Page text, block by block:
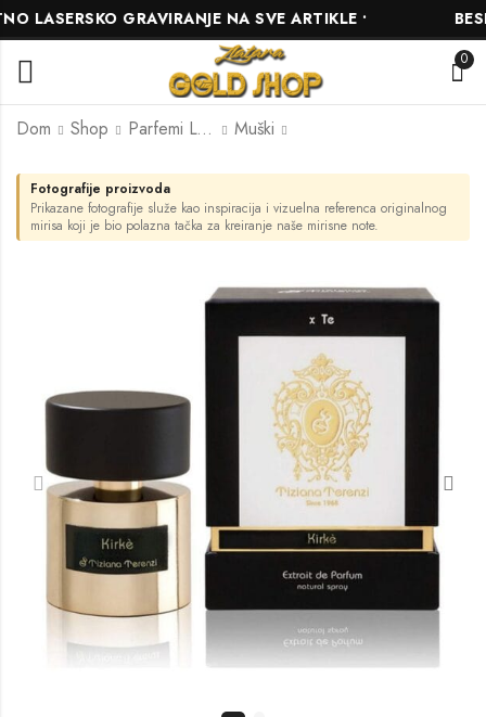
GRAVIRANJE NA SVE ARTIKLE •
0
Dom Shop Parfemi L'ARÔME Muški
Baccarat Rouge 540
10.00KM –
Ombre Nomade
10.00KM –
Fotografije proizvoda
Prikazane fotografije služe kao inspiracija i vizuelna referenca originalnog
mirisa koji je bio polazna tačka za kreiranje naše mirisne note.